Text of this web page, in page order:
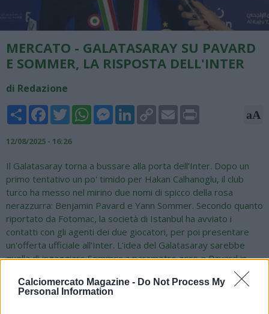
Calciomercato Magazine - Do Not Process My
Personal Information
MERCATO - GALATASARAY SU PAVARD
E SOMMER, LA RISPOSTA DELL'INTER
di Redazione
Share FacebookTwitterWhatsAppMessengerLinkedInCopy
Link
Email aA
12/08/2025 - 16:26
Il Galatasaray torna a bussare alla porta dell’Inter. Dopo un
primo tentativo un po' timido per Hakan Calhanoglu, il club
turco ha messo nel mirino due nomi di spicco della rosa
nerazzurra: Benjamin Pavard e Yann Sommer. Secondo quanto
riportato da Fotomac, la società di Istanbul ha avviato i
contatti con gli agenti dei due giocatori, per poi presentare
un'offerta ufficiale all’Inter. L’idea del Galatasaray sarebbe
quella di ingaggiare Sommer a parametro zero e Pavard in
prestito, ma questa proposta non sembra affatto gradita in
Viale della Liberazione.